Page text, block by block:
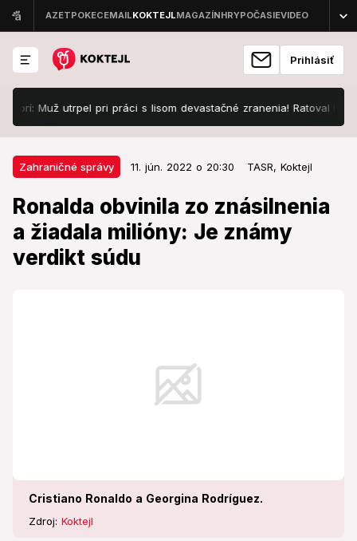
Prihlásiť
utrpel pri práci s lisom devastačné zranenia! Ratoval ho vrtuľník
Zahraničné správy 11. jún. 2022 o 20:30 TASR, Koktejl
Ronalda obvinila zo znásilnenia
a žiadala milióny: Je známy
verdikt súdu
Cristiano Ronaldo a Georgina Rodríguez.
Zdroj: Koktejl
Zahraničné správy 11. jún. 2022 o 20:30
Ronalda obvinila zo znásilnenia a
žiadala milióny: Je známy verdikt
súdu